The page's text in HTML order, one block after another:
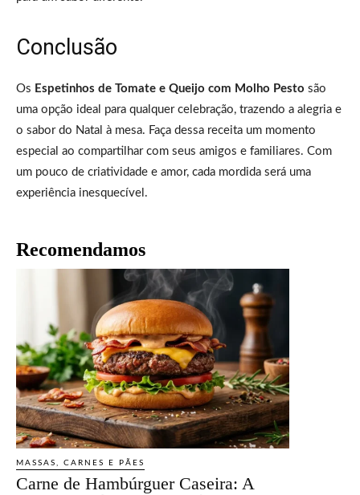
Conclusão
Os Espetinhos de Tomate e Queijo com Molho Pesto são
uma opção ideal para qualquer celebração, trazendo a alegria e
o sabor do Natal à mesa. Faça dessa receita um momento
especial ao compartilhar com seus amigos e familiares. Com
um pouco de criatividade e amor, cada mordida será uma
experiência inesquecível.
Recomendamos
MASSAS, CARNES E PÃES
Carne de Hambúrguer Caseira: A